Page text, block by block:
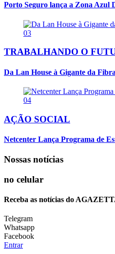
Porto Seguro lança a Zona Azul
03
TRABALHANDO O
Da Lan House à Gigante da
04
AÇÃO SOCIAL
Netcenter Lança Programa de
Nossas notícias
no celular
Receba as notícias do
Telegram
Whatsapp
Facebook
Entrar